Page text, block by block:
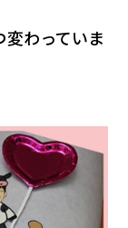
わっていま